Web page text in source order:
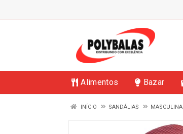
Alimentos Bazar
INÍCIO SANDÁLIAS MASCULINA